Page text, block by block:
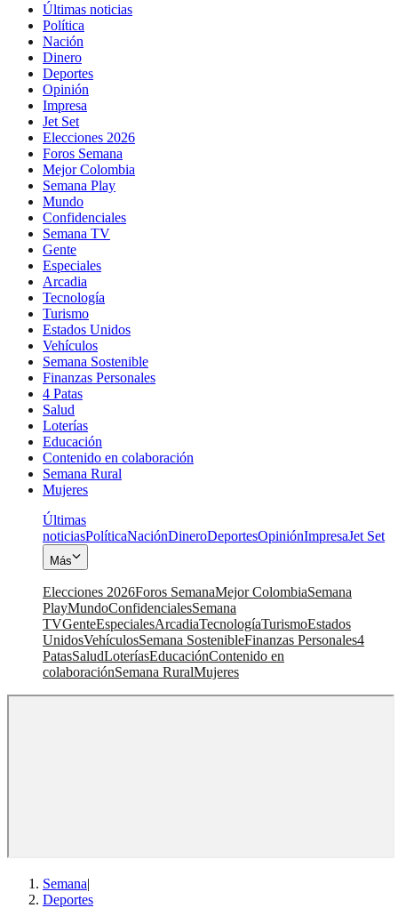
Últimas noticias
Política
Nación
Dinero
Deportes
Opinión
Impresa
Jet Set
Elecciones 2026
Foros Semana
Mejor Colombia
Semana Play
Mundo
Confidenciales
Semana TV
Gente
Especiales
Arcadia
Tecnología
Turismo
Estados Unidos
Vehículos
Semana Sostenible
Finanzas Personales
4 Patas
Salud
Loterías
Educación
Contenido en colaboración
Semana Rural
Mujeres
Últimas
noticiasPolíticaNaciónDineroDeportesOpiniónImpresaJet Set
Más
Elecciones 2026Foros SemanaMejor ColombiaSemana
PlayMundoConfidencialesSemana
TVGenteEspecialesArcadiaTecnologíaTurismoEstados
UnidosVehículosSemana SostenibleFinanzas Personales4
PatasSaludLoteríasEducaciónContenido en
colaboraciónSemana RuralMujeres
Semana|
Deportes